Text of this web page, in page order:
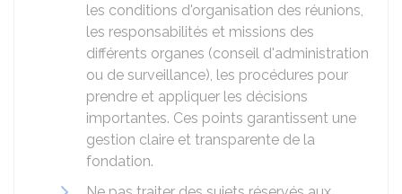
les conditions d'organisation des réunions,
les responsabilités et missions des
différents organes (conseil d'administration
ou de surveillance), les procédures pour
prendre et appliquer les décisions
importantes. Ces points garantissent une
gestion claire et transparente de la
fondation.